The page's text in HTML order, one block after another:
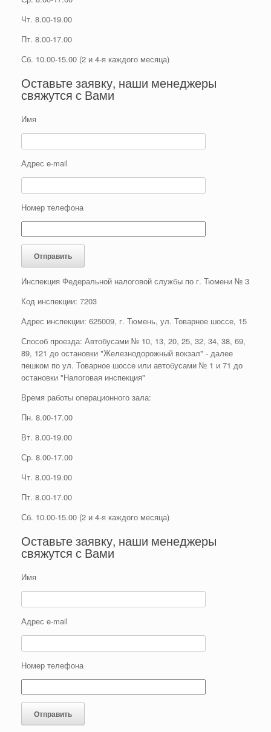
Чт. 8.00-19.00
Пт. 8.00-17.00
Сб. 10.00-15.00 (2 и 4-я каждого месяца)
Оставьте заявку, наши менеджеры
свяжутся с Вами
Имя
Адрес e-mail
Номер телефона
Инспекция Федеральной налоговой службы по г. Тюмени № 3
Код инспекции: 7203
Адрес инспекции: 625009, г. Тюмень, ул. Товарное шоссе, 15
Способ проезда: Автобусами № 10, 13, 20, 25, 32, 34, 38, 69,
89, 121 до остановки "Железнодорожный вокзал" - далее
пешком по ул. Товарное шоссе или автобусами № 1 и 71 до
остановки "Налоговая инспекция"
Время работы операционного зала:
Пн. 8.00-17.00
Вт. 8.00-19.00
Ср. 8.00-17.00
Чт. 8.00-19.00
Пт. 8.00-17.00
Сб. 10.00-15.00 (2 и 4-я каждого месяца)
Оставьте заявку, наши менеджеры
свяжутся с Вами
Имя
Адрес e-mail
Номер телефона